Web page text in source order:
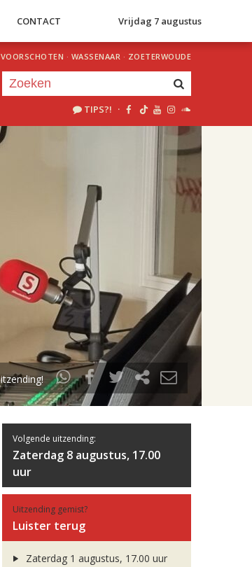
CONTACT Vrijdag 7 augustus
VOORSCHOTEN · WASSENAAR · ZOETERWOUDE
TIPS?! ·
uur 1 van 2
Volgend uur
Volgende uitzending:
Zaterdag 8 augustus, 17.00
uur
Uitzending gemist?
Luister terug
Zaterdag 1 augustus, 17.00 uur